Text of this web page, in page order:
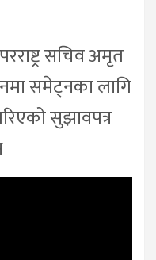
सचिव अमृत
समेट्नका लागि
सुझावपत्र